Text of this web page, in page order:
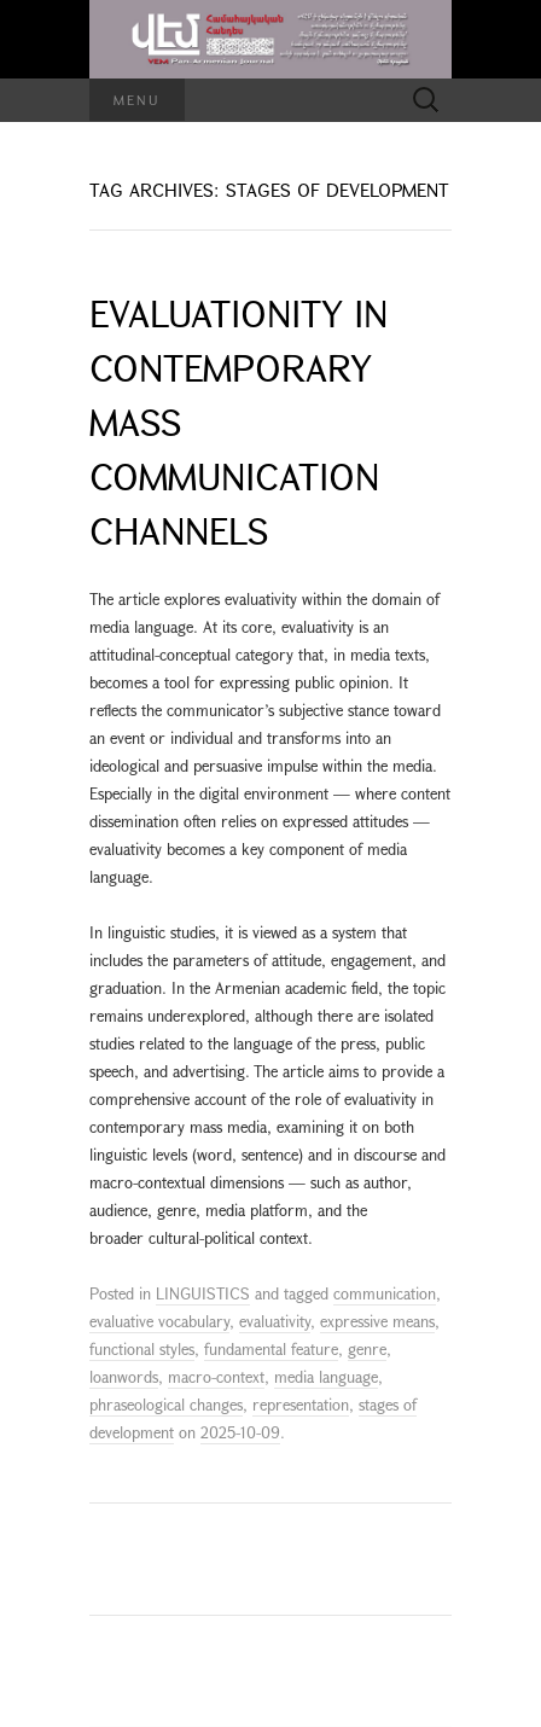
MENU
Search
for:
TAG ARCHIVES: STAGES OF DEVELOPMENT
EVALUATIONITY IN
CONTEMPORARY
MASS
COMMUNICATION
CHANNELS
The article explores evaluativity within the domain of
media language. At its core, evaluativity is an
attitudinal-conceptual category that, in media texts,
becomes a tool for expressing public opinion. It
reflects the communicator’s subjective stance toward
an event or individual and transforms into an
ideological and persuasive impulse within the media.
Especially in the digital environment — where content
dissemination often relies on expressed attitudes —
evaluativity becomes a key component of media
language.
In linguistic studies, it is viewed as a system that
includes the parameters of attitude, engagement, and
graduation. In the Armenian academic field, the topic
remains underexplored, although there are isolated
studies related to the language of the press, public
speech, and advertising. The article aims to provide a
comprehensive account of the role of evaluativity in
contemporary mass media, examining it on both
linguistic levels (word, sentence) and in discourse and
macro-contextual dimensions — such as author,
audience, genre, media platform, and the
broader cultural-political context.
Posted in LINGUISTICS and tagged communication,
evaluative vocabulary, evaluativity, expressive means,
functional styles, fundamental feature, genre,
loanwords, macro-context, media language,
phraseological changes, representation, stages of
development on 2025-10-09.